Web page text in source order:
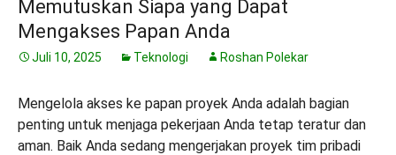
Memutuskan Siapa yang Dapat
Mengakses Papan Anda
Juli 10, 2025 Teknologi Roshan Polekar
Mengelola akses ke papan proyek Anda adalah bagian
penting untuk menjaga pekerjaan Anda tetap teratur dan
aman. Baik Anda sedang mengerjakan proyek tim pribadi